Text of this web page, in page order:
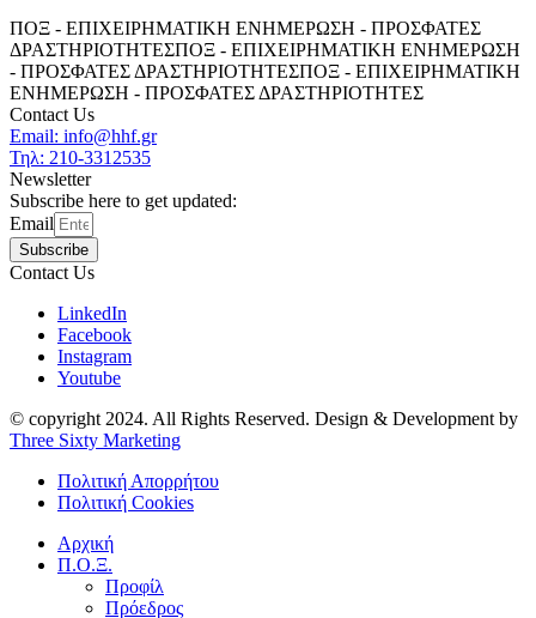
ΠΟΞ - ΕΠΙΧΕΙΡΗΜΑΤΙΚΗ ΕΝΗΜΕΡΩΣΗ - ΠΡΟΣΦΑΤΕΣ
ΔΡΑΣΤΗΡΙΟΤΗΤΕΣΠΟΞ - ΕΠΙΧΕΙΡΗΜΑΤΙΚΗ ΕΝΗΜΕΡΩΣΗ
- ΠΡΟΣΦΑΤΕΣ ΔΡΑΣΤΗΡΙΟΤΗΤΕΣΠΟΞ - ΕΠΙΧΕΙΡΗΜΑΤΙΚΗ
ΕΝΗΜΕΡΩΣΗ - ΠΡΟΣΦΑΤΕΣ ΔΡΑΣΤΗΡΙΟΤΗΤΕΣ
Contact Us
Email: info@hhf.gr
Τηλ: 210-3312535
Newsletter
Subscribe here to get updated:
Email
Subscribe
Contact Us
LinkedIn
Facebook
Instagram
Youtube
© copyright 2024. All Rights Reserved. Design & Development by
Three Sixty Marketing
Πολιτική Απορρήτου
Πολιτική Cookies
Αρχική
Π.Ο.Ξ.
Προφίλ
Πρόεδρος